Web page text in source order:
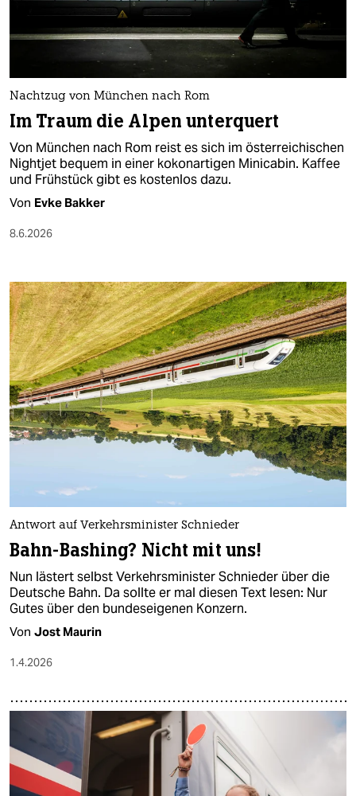
nord
wahrheit
verlag
veranstaltungen
shop
fragen & hilfe
abo
genossenschaft
epaper login
Nachtzug von München nach Rom
Im Traum die Alpen unterquert
Von München nach Rom reist es sich im österreichischen
Nightjet bequem in einer kokonartigen Minicabin. Kaffee
und Frühstück gibt es kostenlos dazu.
Von Evke Bakker
8.6.2026
Antwort auf Verkehrsminister Schnieder
Bahn-Bashing? Nicht mit uns!
Nun lästert selbst Verkehrsminister Schnieder über die
Deutsche Bahn. Da sollte er mal diesen Text lesen: Nur
Gutes über den bundeseigenen Konzern.
Von Jost Maurin
1.4.2026